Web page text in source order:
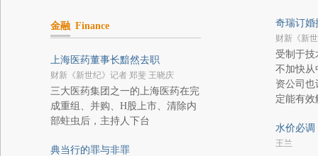
金融 Finance
上海医药董事长黯然去职
财新《新世纪》记者 郑斐 王晓庆
三大医药集团之一的上海医药在完
成重组、并购、H股上市、清除内
部蛀虫后，主持人下台
典当行的罪与非罪
奇瑞订婚
财新《新
受制于
不加快从
资公司
定能有
水价必调
王兰